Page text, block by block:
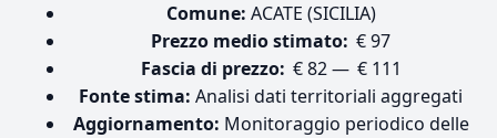
Comune: ACATE (SICILIA)
Prezzo medio stimato: € 97
Fascia di prezzo: € 82 — € 111
Fonte stima: Analisi dati territoriali aggregati
Aggiornamento: Monitoraggio periodico delle